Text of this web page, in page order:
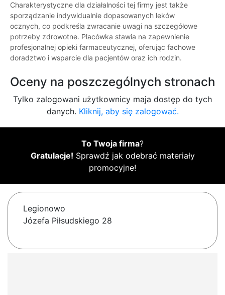
Charakterystyczne dla działalności tej firmy jest także
sporządzanie indywidualnie dopasowanych leków
ocznych, co podkreśla zwracanie uwagi na szczegółowe
potrzeby zdrowotne. Placówka stawia na zapewnienie
profesjonalnej opieki farmaceutycznej, oferując fachowe
doradztwo i wsparcie dla pacjentów oraz ich rodzin.
Oceny na poszczególnych stronach
Tylko zalogowani użytkownicy maja dostęp do tych
danych. Kliknij, aby się zalogować.
To Twoja firma?
Gratulacje! Sprawdź jak odebrać materiały
promocyjne!
Legionowo
Józefa Piłsudskiego 28